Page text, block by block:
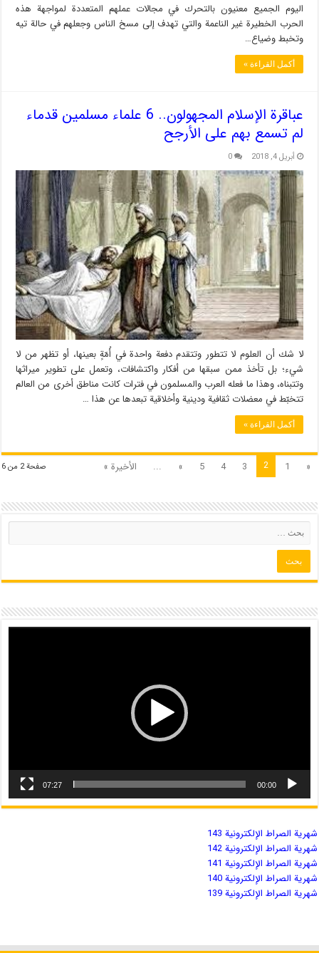
اليوم الجميع معنيون بالتحرك في مجالات عملهم المتعددة لمواجهة هذه
الحرب الخطيرة غير الناعمة والتي تهدف إلى مسخ الناس وجعلهم في حالة تيه
وتخبط وضياع…
أكمل القراءة »
عباقرة الإسلام المجهولون.. 6 علماء مسلمين قدماء
لم تسمع بهم على الأرجح
أبريل 4, 2018 0
لا شك أن العلوم لا تتطور وتتقدم دفعة واحدة في أُمّةٍ بعينها، أو تظهر من لا
شيء؛ بل تأخذ ممن سبقها من أفكار واكتشافات، وتعمل على تطوير ميراثها
وتتبناه، وهذا ما فعله العرب والمسلمون في فترات كانت مناطق أخرى من العالم
تتخبّط في معضلات ثقافية ودينية وأخلاقية تبعدها عن هذا …
أكمل القراءة »
صفحة 2 من 6 «
1
2
3
4
5
»
... الأخيرة »
00:00
07:27
شهریة الصراط الإلكترونية 143
شهریة الصراط الإلكترونية 142
شهریة الصراط الإلكترونية 141
شهریة الصراط الإلكترونية 140
شهریة الصراط الإلكترونية 139